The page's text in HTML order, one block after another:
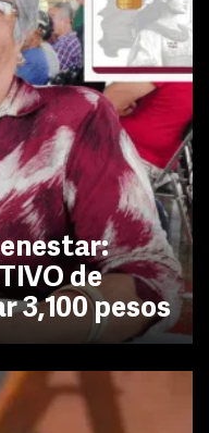
de
3,100 pesos